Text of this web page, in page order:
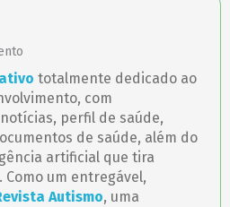
totalmente dedicado ao
com
perfil de saúde,
de saúde, além do
artificial que tira
um entregável,
Autismo, uma